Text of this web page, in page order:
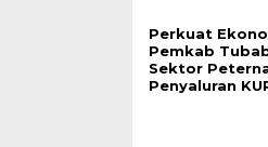
Perkuat
Pemkab
Sektor
Penyaluran